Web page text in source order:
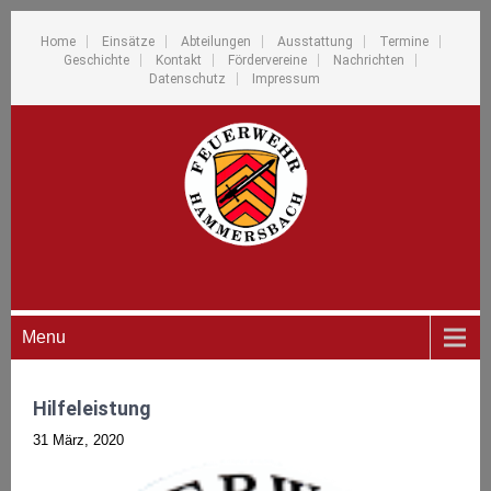
Home Einsätze Abteilungen Ausstattung
Termine
Geschichte
Kontakt Fördervereine
Nachrichten
Datenschutz
Impressum
Menu
Hilfeleistung
31 März, 2020